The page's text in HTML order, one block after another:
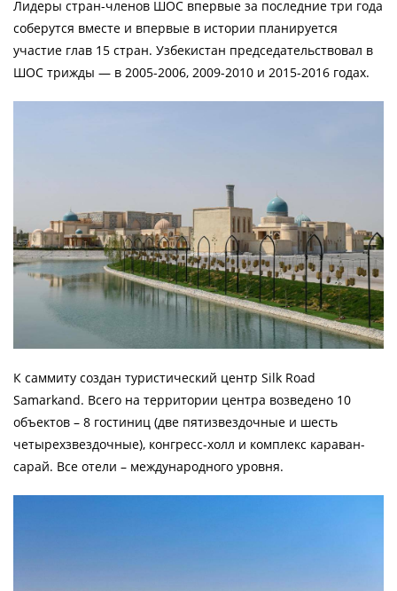
Лидеры стран-членов ШОС впервые за последние три года
соберутся вместе и впервые в истории планируется
участие глав 15 стран. Узбекистан председательствовал в
ШОС трижды — в 2005-2006, 2009-2010 и 2015-2016 годах.
К саммиту создан туристический центр Silk Road
Samarkand. Всего на территории центра возведено 10
объектов – 8 гостиниц (две пятизвездочные и шесть
четырехзвездочные), конгресс-холл и комплекс караван-
сарай. Все отели – международного уровня.